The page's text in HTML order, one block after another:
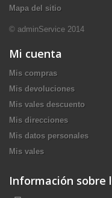
Mapa del sitio
© adminService 2014
Mi cuenta
Mis compras
Mis devoluciones
Mis vales descuento
Mis direcciones
Mis datos personales
Mis vales
Información sobre